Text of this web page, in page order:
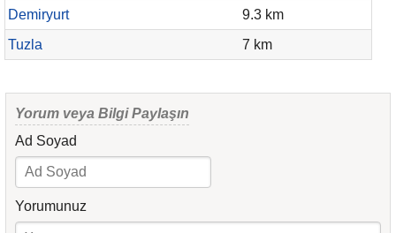
Demiryurt
9.3 km
Tuzla
7 km
Yorum veya Bilgi Paylaşın
Ad Soyad
Yorumunuz